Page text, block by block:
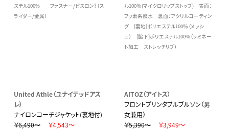
ステル100% ファスナー/ビスロン?（ス
ライダー/金属）
ル100％(マイクロリップストップ) 表面：
フッ素系撥水 裏面：アクリルコーティン
グ [裏地]ポリエステル100％（メッシ
ュ） [脇下]ポリエステル100%（ラミネー
ト加工 ストレッチリブ）
United Athle（ユナイテッドアス
レ）
ナイロンコーチジャケット(裏地付)
￥6,490～
￥4,543～
AITOZ（アイトス）
フロントプリンタブルブルゾン（男
女兼用）
￥5,390～
￥3,949～